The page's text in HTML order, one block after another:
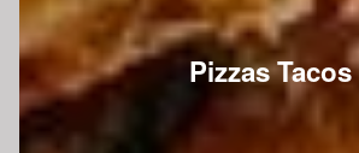
Pizzas Tacos